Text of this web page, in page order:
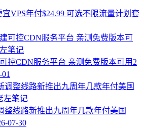
宜VPS年付$24.99 可选不限流量计划套
控CDN服务平台 亲测免费版本可用2
整线路新推出九周年几款年付美国
07-30